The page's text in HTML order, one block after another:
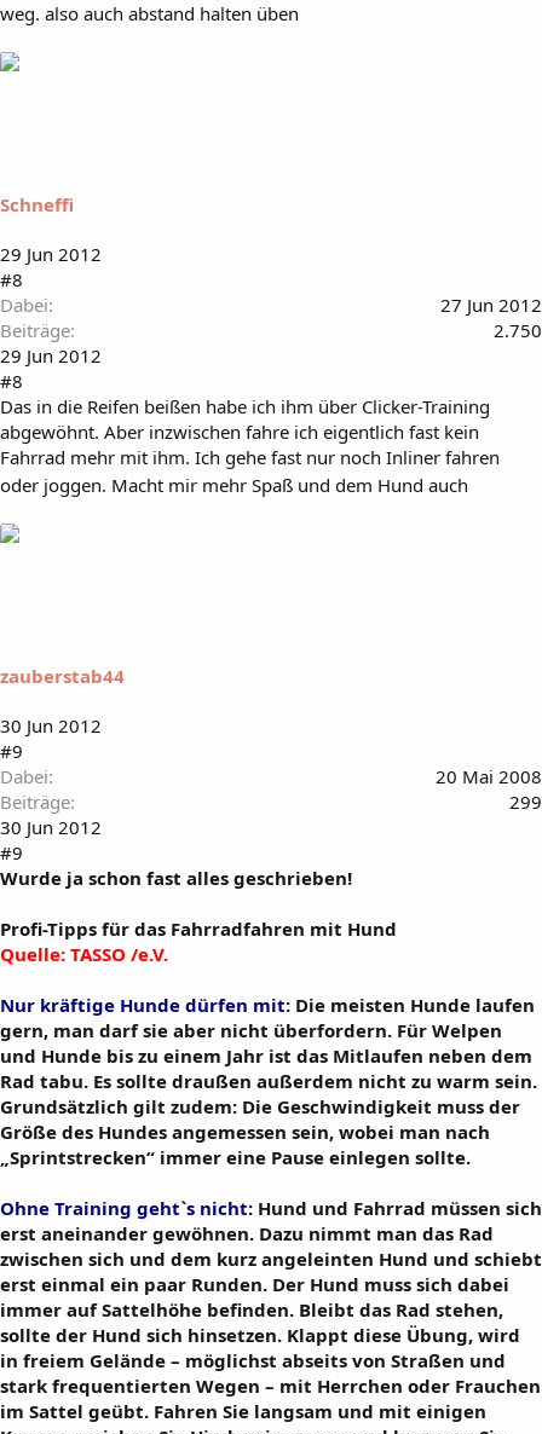
weg. also auch abstand halten üben
Schneffi
29 Jun 2012
#8
Dabei
27 Jun 2012
Beiträge
2.750
29 Jun 2012
#8
Das in die Reifen beißen habe ich ihm über Clicker-Training
abgewöhnt. Aber inzwischen fahre ich eigentlich fast kein
Fahrrad mehr mit ihm. Ich gehe fast nur noch Inliner fahren
oder joggen. Macht mir mehr Spaß und dem Hund auch
zauberstab44
30 Jun 2012
#9
Dabei
20 Mai 2008
Beiträge
299
30 Jun 2012
#9
Wurde ja schon fast alles geschrieben!
Profi-Tipps für das Fahrradfahren mit Hund
Quelle: TASSO /e.V.
Nur kräftige Hunde dürfen mit: Die meisten Hunde laufen
gern, man darf sie aber nicht überfordern. Für Welpen
und Hunde bis zu einem Jahr ist das Mitlaufen neben dem
Rad tabu. Es sollte draußen außerdem nicht zu warm sein.
Grundsätzlich gilt zudem: Die Geschwindigkeit muss der
Größe des Hundes angemessen sein, wobei man nach
„Sprintstrecken“ immer eine Pause einlegen sollte.
Ohne Training geht`s nicht: Hund und Fahrrad müssen sich
erst aneinander gewöhnen. Dazu nimmt man das Rad
zwischen sich und dem kurz angeleinten Hund und schiebt
erst einmal ein paar Runden. Der Hund muss sich dabei
immer auf Sattelhöhe befinden. Bleibt das Rad stehen,
sollte der Hund sich hinsetzen. Klappt diese Übung, wird
in freiem Gelände – möglichst abseits von Straßen und
stark frequentierten Wegen – mit Herrchen oder Frauchen
im Sattel geübt. Fahren Sie langsam und mit einigen